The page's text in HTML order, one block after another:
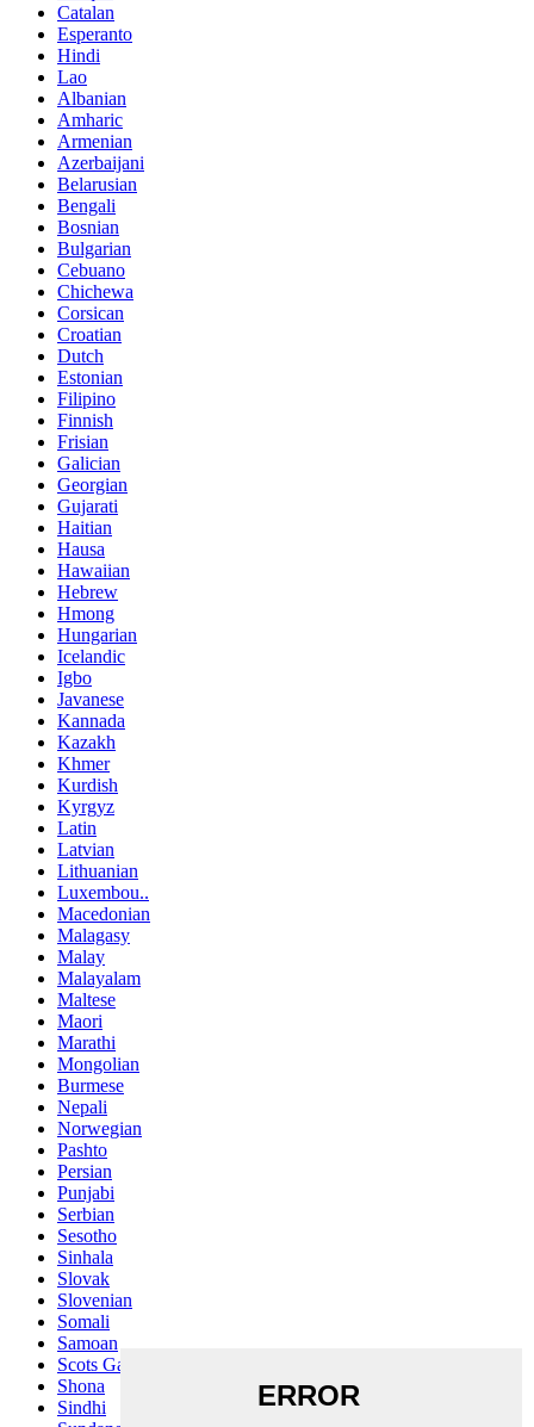
Catalan
Esperanto
Hindi
Lao
Albanian
Amharic
Armenian
Azerbaijani
Belarusian
Bengali
Bosnian
Bulgarian
Cebuano
Chichewa
Corsican
Croatian
Dutch
Estonian
Filipino
Finnish
Frisian
Galician
Georgian
Gujarati
Haitian
Hausa
Hawaiian
Hebrew
Hmong
Hungarian
Icelandic
Igbo
Javanese
Kannada
Kazakh
Khmer
Kurdish
Kyrgyz
Latin
Latvian
Lithuanian
Luxembou..
Macedonian
Malagasy
Malay
Malayalam
Maltese
Maori
Marathi
Mongolian
Burmese
Nepali
Norwegian
Pashto
Persian
Punjabi
Serbian
Sesotho
Sinhala
Slovak
Slovenian
Somali
Samoan
Scots Gaelic
Shona
Sindhi